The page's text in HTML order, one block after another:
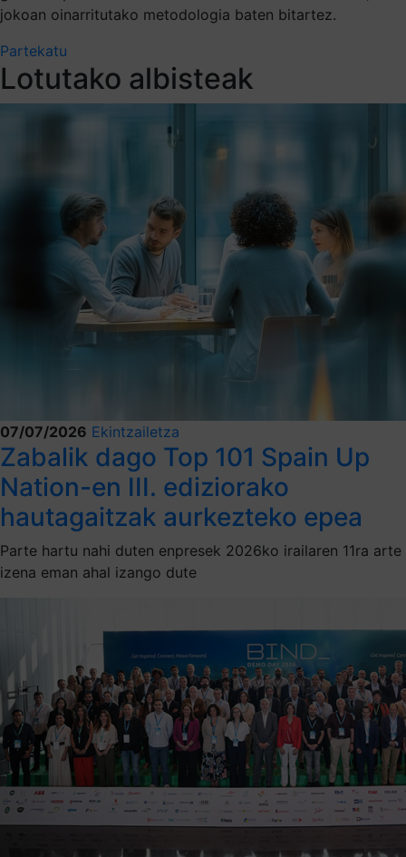
jokoan oinarritutako metodologia baten bitartez.
Partekatu
Lotutako albisteak
07/07/2026 Ekintzailetza
Zabalik dago Top 101 Spain Up
Nation-en III. ediziorako
hautagaitzak aurkezteko epea
Parte hartu nahi duten enpresek 2026ko irailaren 11ra arte
izena eman ahal izango dute